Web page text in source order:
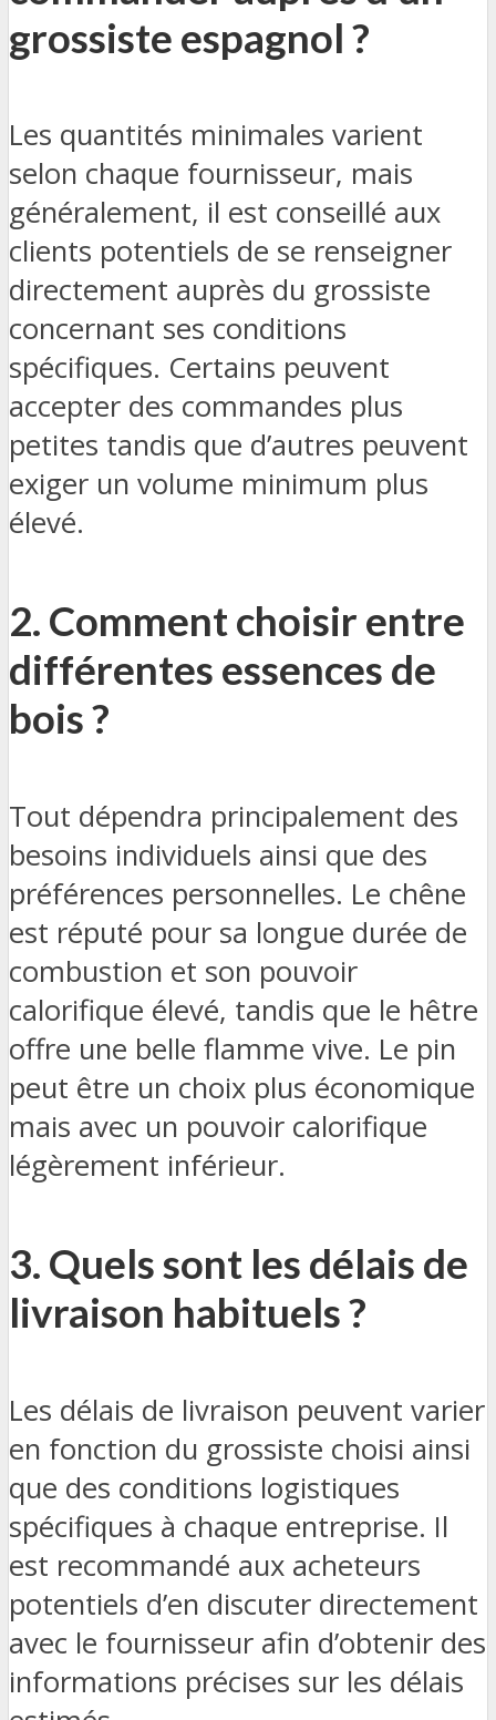
grossiste espagnol ?
Les quantités minimales varient
selon chaque fournisseur, mais
généralement, il est conseillé aux
clients potentiels de se renseigner
directement auprès du grossiste
concernant ses conditions
spécifiques. Certains peuvent
accepter des commandes plus
petites tandis que d’autres peuvent
exiger un volume minimum plus
élevé.
2. Comment choisir entre
différentes essences de
bois ?
Tout dépendra principalement des
besoins individuels ainsi que des
préférences personnelles. Le chêne
est réputé pour sa longue durée de
combustion et son pouvoir
calorifique élevé, tandis que le hêtre
offre une belle flamme vive. Le pin
peut être un choix plus économique
mais avec un pouvoir calorifique
légèrement inférieur.
3. Quels sont les délais de
livraison habituels ?
Les délais de livraison peuvent varier
en fonction du grossiste choisi ainsi
que des conditions logistiques
spécifiques à chaque entreprise. Il
est recommandé aux acheteurs
potentiels d’en discuter directement
avec le fournisseur afin d’obtenir des
informations précises sur les délais